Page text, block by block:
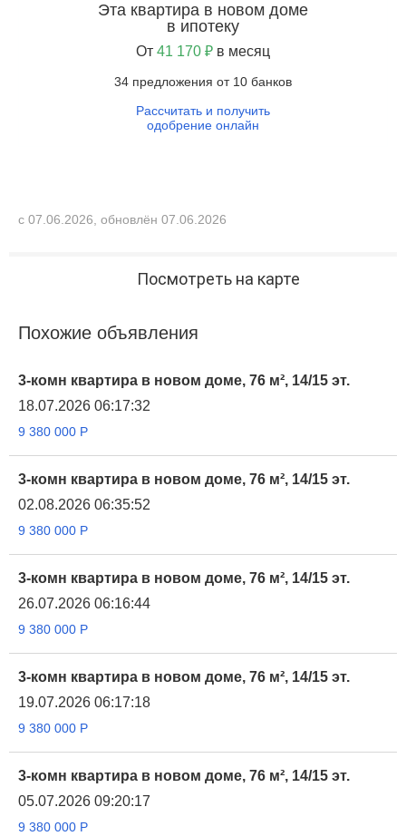
Эта квартира в новом доме
в ипотеку
От 41 170 ₽ в месяц
34 предложения от 10 банков
Рассчитать и получить
одобрение онлайн
с 07.06.2026, обновлён 07.06.2026
Посмотреть на карте
Похожие объявления
3-комн квартира в новом доме, 76 м², 14/15 эт.
18.07.2026 06:17:32
9 380 000 Р
3-комн квартира в новом доме, 76 м², 14/15 эт.
02.08.2026 06:35:52
9 380 000 Р
3-комн квартира в новом доме, 76 м², 14/15 эт.
26.07.2026 06:16:44
9 380 000 Р
3-комн квартира в новом доме, 76 м², 14/15 эт.
19.07.2026 06:17:18
9 380 000 Р
3-комн квартира в новом доме, 76 м², 14/15 эт.
05.07.2026 09:20:17
9 380 000 Р